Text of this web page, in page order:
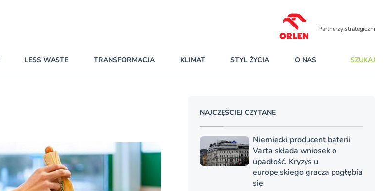
Partnerzy strategiczni
LESS WASTE TRANSFORMACJA KLIMAT STYL ŻYCIA O NAS SZUKAJ
NAJCZĘŚCIEJ CZYTANE
Niemiecki producent baterii
Varta składa wniosek o
upadłość. Kryzys u
europejskiego gracza pogłębia
się